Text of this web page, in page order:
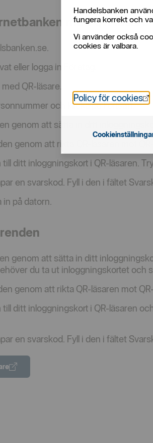
Handelsbanken
fungera korrekt och
Vi använder också
cookies är valbara.
Policy för cookies
med QR-läsare
eller logga in Företag.
QR-läsare.
och klicka på Fortsätt.
genom att sätta in ditt
genom att rikta QR-läsaren mot
ditt inloggningskort i QR-läsaren.
en svarskod. Fyll i den i fältet
på datorn.
genom att sätta in ditt
du ta ut inloggningskortet och
genom att rikta QR-läsaren mot
ditt inloggningskort i QR-läsaren
en svarskod. Fyll i den i fältet